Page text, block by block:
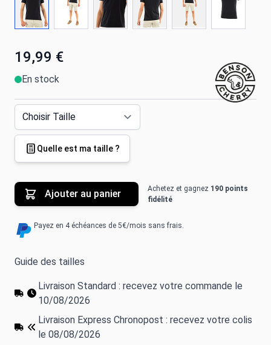
19,99 €
En stock
Quelle est ma taille ?
Ajouter au panier Achetez et gagnez 190 points
fidélité
Payez en 4 échéances de 5€/mois sans frais.
Guide des tailles
Livraison Standard : recevez votre commande le
10/08/2026
Livraison Express Chronopost : recevez votre colis
le 08/08/2026